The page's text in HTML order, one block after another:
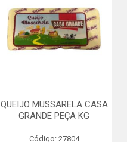
QUEIJO MUSSARELA CASA
GRANDE PEÇA KG
Código: 27804